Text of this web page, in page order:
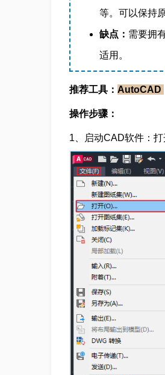
等。可以保持
缺点： 需要拥
适用。
推荐工具： AutoCAD
操作步骤：
1、启动CAD软件：